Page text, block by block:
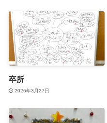
卒所
2026年3月27日